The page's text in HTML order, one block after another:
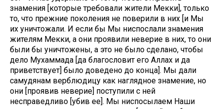
знамения [которые требовали жители Мекки], только
то, что прежние поколения не поверили в них [и Мы
их уничтожали. И если бы Мы ниспослали знамения
жителям Мекки, а они проявили неверие в них, то они
были бы уничтожены, а это не было сделано, чтобы
дело Мухаммада [да благословит его Аллах и да
приветствует] было доведено до конца]. Мы дали
самудянам верблюдицу как наглядное знамение, но
они [проявив неверие] поступили с ней
несправедливо [убив ее]. Мы ниспосылаем Наши